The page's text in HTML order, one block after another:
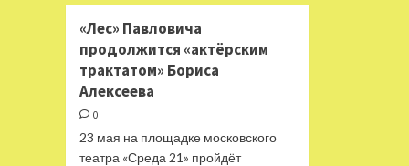
«Лес» Павловича
продолжится «актёрским
трактатом» Бориса
Алексеева
0
23 мая на площадке московского
театра «Среда 21» пройдёт